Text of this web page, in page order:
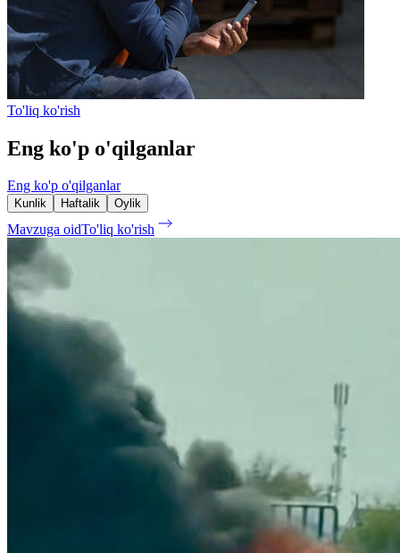
To'liq ko'rish
Eng ko'p o'qilganlar
Eng ko'p o'qilganlar
Kunlik Haftalik Oylik
Mavzuga oidTo'liq ko'rish